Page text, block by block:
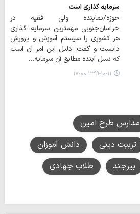
سرمایه گذاری است
حوزه/نماینده ولی فقیه در
خراسان‌جنوبی مهمترین سرمایه گذاری
هر کشوری را سیستم آموزش و پرورش
دانست و گفت: دلیل این امر آن است
که نسل آینده مطابق آن سرمایه…
۱۳۹۹-۱۰-۱۱ ۱۷:۰۰
مدارس طرح امین
تربیت دینی
دانش آموزان
بیرجند
طلاب جهادی